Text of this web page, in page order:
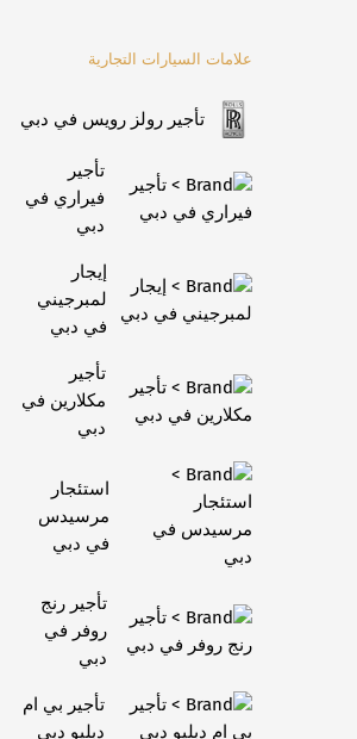
علامات السيارات التجارية
تأجير رولز رويس في دبي
تأجير
فيراري في
دبي
إيجار
لمبرجيني
في دبي
تأجير
مكلارين في
دبي
استئجار
مرسيدس
في دبي
تأجير رنج
روفر في
دبي
تأجير بي ام
دبليو دبي